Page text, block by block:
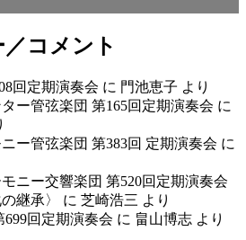
コメント
回定期演奏会 に 門池恵子 より
ー管弦楽団 第165回定期演奏会 に
ー管弦楽団 第383回 定期演奏会 に
ニー交響楽団 第520回定期演奏会
継承〉
に 芝崎浩三 より
回定期演奏会 に 畠山博志 より